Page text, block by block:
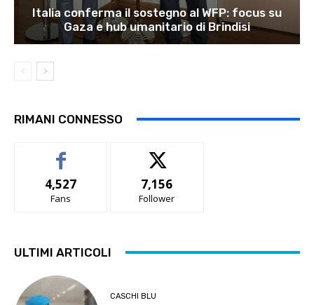
Italia conferma il sostegno al WFP: focus su
Gaza e hub umanitario di Brindisi
RIMANI CONNESSO
4,527
Fans
7,156
Follower
ULTIMI ARTICOLI
CASCHI BLU